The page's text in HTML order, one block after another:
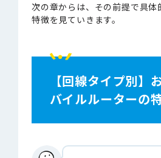
次の章からは、その前提で具体
特徴を見ていきます。
【回線タイプ別】
バイルルーターの